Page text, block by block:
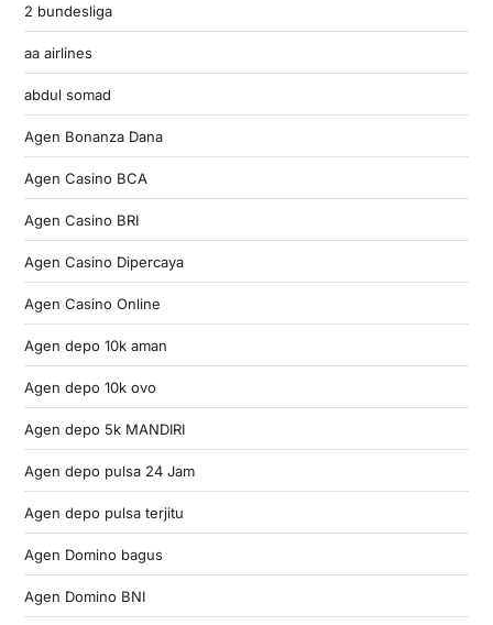
2 bundesliga
aa airlines
abdul somad
Agen Bonanza Dana
Agen Casino BCA
Agen Casino BRI
Agen Casino Dipercaya
Agen Casino Online
Agen depo 10k aman
Agen depo 10k ovo
Agen depo 5k MANDIRI
Agen depo pulsa 24 Jam
Agen depo pulsa terjitu
Agen Domino bagus
Agen Domino BNI